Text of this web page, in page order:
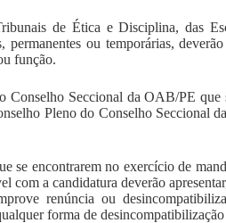
de Ética e Disciplina, das
permanentes ou temporárias,
função.
Conselho Seccional da OAB/PE que
Pleno do Conselho Seccional
se encontrarem no exercício de
com a candidatura deverão
renúncia ou
forma de